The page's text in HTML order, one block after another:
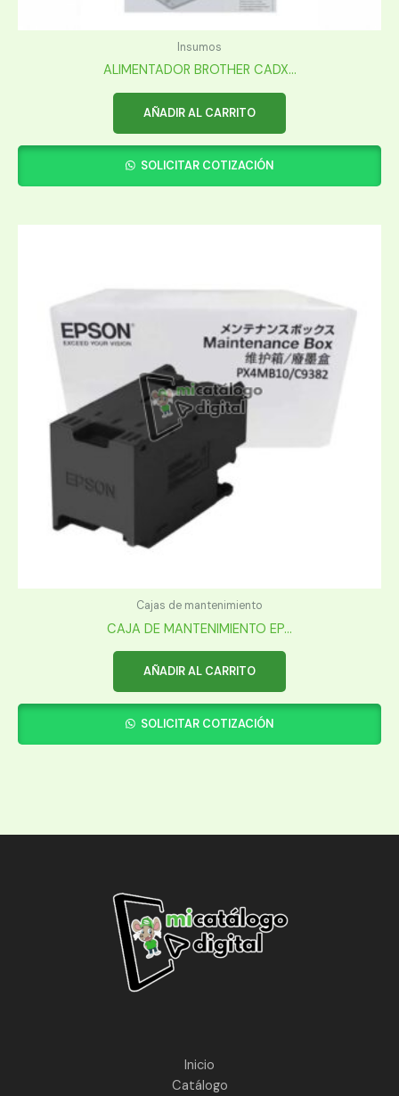
Insumos
ALIMENTADOR BROTHER CADX...
AÑADIR AL CARRITO
SOLICITAR COTIZACIÓN
Cajas de mantenimiento
CAJA DE MANTENIMIENTO EP...
AÑADIR AL CARRITO
SOLICITAR COTIZACIÓN
Inicio
Catálogo